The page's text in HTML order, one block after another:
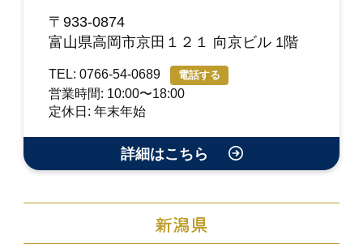
〒933-0874
富山県高岡市京田１２１ 向京ビル 1階
TEL: 0766-54-0689 電話する
営業時間: 10:00〜18:00
定休日: 年末年始
詳細はこちら
新潟県